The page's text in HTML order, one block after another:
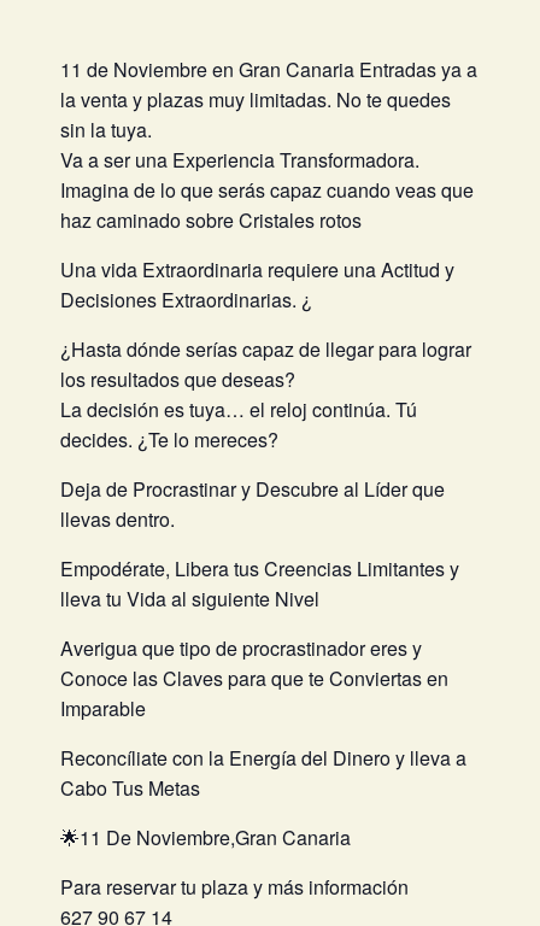
11 de Noviembre en Gran Canaria Entradas ya a
la venta y plazas muy limitadas. No te quedes
sin la tuya.
Va a ser una Experiencia Transformadora.
Imagina de lo que serás capaz cuando veas que
haz caminado sobre Cristales rotos
Una vida Extraordinaria requiere una Actitud y
Decisiones Extraordinarias. ¿
¿Hasta dónde serías capaz de llegar para lograr
los resultados que deseas?
La decisión es tuya… el reloj continúa. Tú
decides. ¿Te lo mereces?
Deja de Procrastinar y Descubre al Líder que
llevas dentro.
Empodérate, Libera tus Creencias Limitantes y
lleva tu Vida al siguiente Nivel
Averigua que tipo de procrastinador eres y
Conoce las Claves para que te Conviertas en
Imparable
Reconcíliate con la Energía del Dinero y lleva a
Cabo Tus Metas
🌟11 De Noviembre,Gran Canaria
Para reservar tu plaza y más información
627 90 67 14